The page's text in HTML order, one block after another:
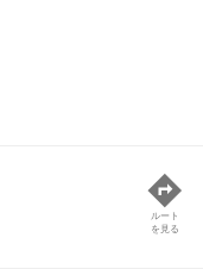
ルート
を見る